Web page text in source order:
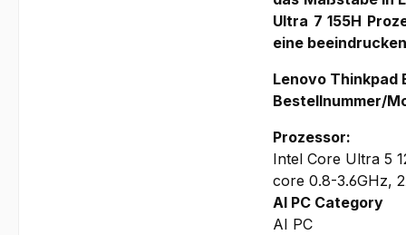
Ultra 7 155H
eine
Lenovo Thinkpad
Bestellnummer/
Prozessor:
Intel Core Ultra 5
core 0.8-3.6GHz,
AI PC Category
AI PC